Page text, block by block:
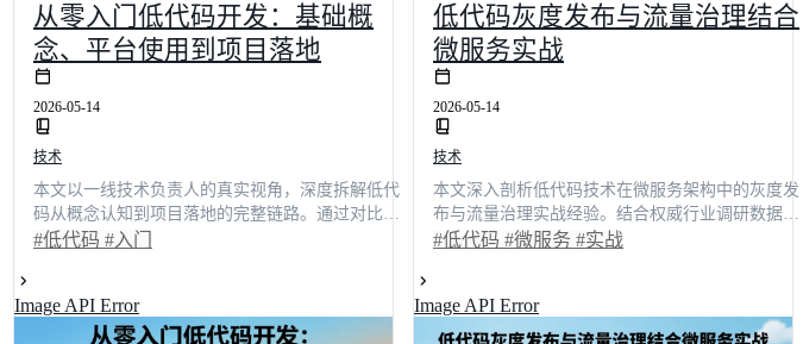
从零入门低代码开发：基础概
念、平台使用到项目落地
2026-05-14
技术
本文以一线技术负责人的真实视角，深度拆解低代
码从概念认知到项目落地的完整链路。通过对比传
统开发与低代码开发的效能差异，结合具体业务场
资源投入降低40%。无论你是技术决策者还是开发
骨干，都能从中获取可复用的实操策略与避坑指
#低代码 #入门
Image API Error
低代码灰度发布与流量治理结合
微服务实战
2026-05-14
技术
本文深入剖析低代码技术在微服务架构中的灰度发
布与流量治理实战经验。结合权威行业调研数据，
揭示传统全量发布模式下的性能瓶颈与回滚风险，
能力对比，为企业技术决策者提供可落地的架构选
型指南，助力团队将线上故障率压降42%，整体交
#低代码 #微服务 #实战
Image API Error